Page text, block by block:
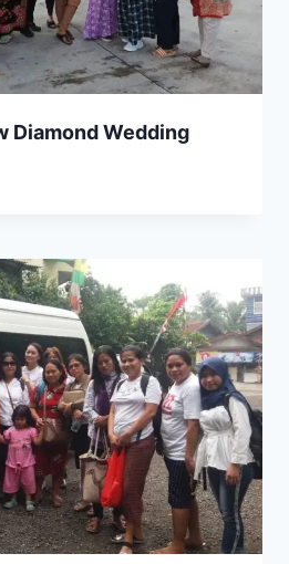
Diamond Wedding